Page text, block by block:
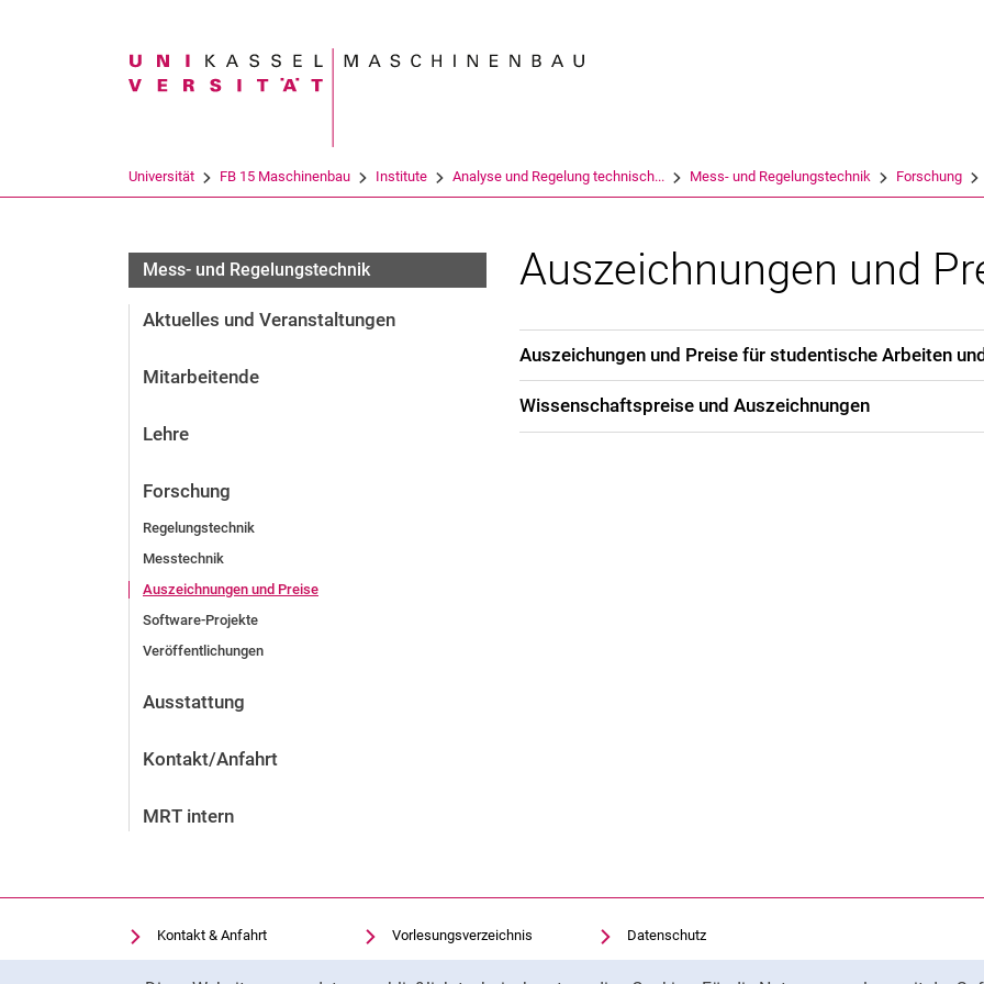
Suchbegriff
Universität FB 15 Maschinenbau Institute Analyse und Regelung technisch... Mess- und Regelungstechnik Forschung
Mess- und Regelungstechnik
Aktuelles und Veranstaltungen
Mitarbeitende
Lehre
Forschung
Regelungstechnik
Messtechnik
Auszeichnungen und Preise
Software-Projekte
Veröffentlichungen
Ausstattung
Kontakt/Anfahrt
MRT intern
Auszeichnungen und
Auszeichungen und Preise für studentische Arbeiten
Wissenschaftspreise und Auszeichnungen
Kontakt & Anfahrt
Einrichtungen suchen
Vorlesungsverzeichnis
Uni-Bibliothek
Datenschutz
Barrierefreiheit